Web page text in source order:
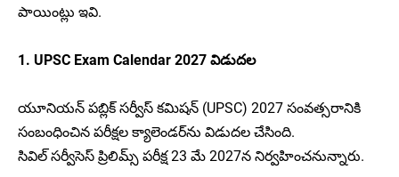
పాయింట్లు ఇవి.
1. UPSC Exam Calendar 2027 విడుదల
యూనియన్ పబ్లిక్ సర్వీస్ కమిషన్ (UPSC) 2027 సంవత్సరానికి
సంబంధించిన పరీక్షల క్యాలెండర్‌ను విడుదల చేసింది.
సివిల్ సర్వీసెస్ ప్రిలిమ్స్ పరీక్ష 23 మే 2027న నిర్వహించనున్నారు.